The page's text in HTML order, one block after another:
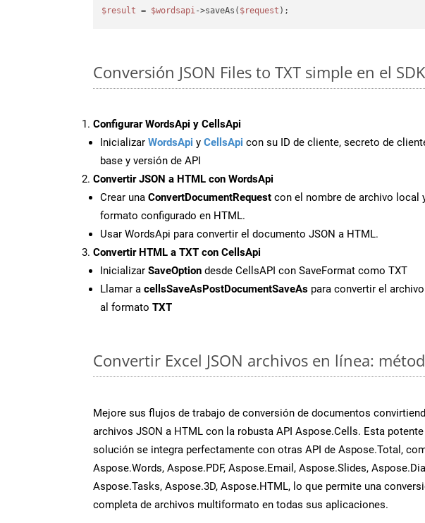
$result = $wordsapi->saveAs( $request
Conversión JSON Files to TXT simple en el
Configurar WordsApi y CellsApi
Inicializar WordsApi y CellsApi con su ID de cliente, secreto de
base y versión de API
Convertir JSON a HTML con WordsApi
Crear una ConvertDocumentRequest con el nombre de archivo local
formato configurado en HTML.
Usar WordsApi para convertir el documento JSON a HTML.
Convertir HTML a TXT con CellsApi
Inicializar SaveOption desde CellsAPI con SaveFormat como TXT
Llamar a cellsSaveAsPostDocumentSaveAs para convertir el
al formato TXT
Convertir Excel JSON archivos en línea:
Mejore sus flujos de trabajo de conversión de documentos
archivos JSON a HTML con la robusta API Aspose.Cells. Esta potente
solución se integra perfectamente con otras API de Aspose.Total,
Aspose.Words, Aspose.PDF, Aspose.Email, Aspose.Slides,
Aspose.Tasks, Aspose.3D, Aspose.HTML, lo que permite una
completa de archivos multiformato en todas sus aplicaciones.